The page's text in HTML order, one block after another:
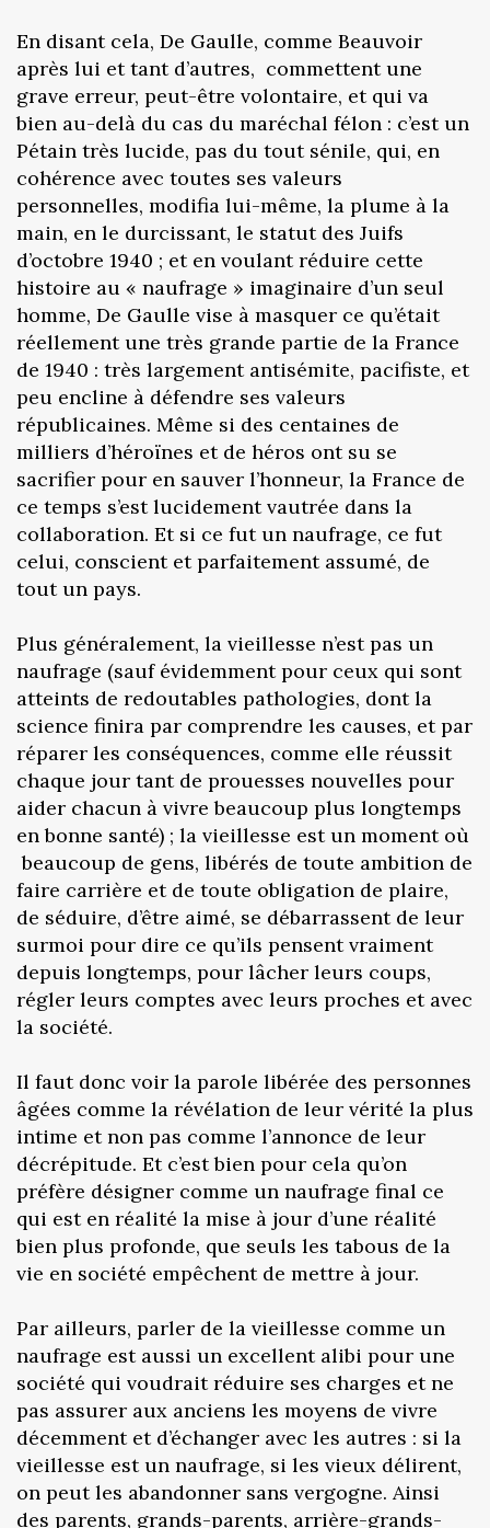
En disant cela, De Gaulle, comme Beauvoir
après lui et tant d’autres, commettent une
grave erreur, peut-être volontaire, et qui va
bien au-delà du cas du maréchal félon : c’est un
Pétain très lucide, pas du tout sénile, qui, en
cohérence avec toutes ses valeurs
personnelles, modifia lui-même, la plume à la
main, en le durcissant, le statut des Juifs
d’octobre 1940 ; et en voulant réduire cette
histoire au « naufrage » imaginaire d’un seul
homme, De Gaulle vise à masquer ce qu’était
réellement une très grande partie de la France
de 1940 : très largement antisémite, pacifiste, et
peu encline à défendre ses valeurs
républicaines. Même si des centaines de
milliers d’héroïnes et de héros ont su se
sacrifier pour en sauver l’honneur, la France de
ce temps s’est lucidement vautrée dans la
collaboration. Et si ce fut un naufrage, ce fut
celui, conscient et parfaitement assumé, de
tout un pays.
Plus généralement, la vieillesse n’est pas un
naufrage (sauf évidemment pour ceux qui sont
atteints de redoutables pathologies, dont la
science finira par comprendre les causes, et par
réparer les conséquences, comme elle réussit
chaque jour tant de prouesses nouvelles pour
aider chacun à vivre beaucoup plus longtemps
en bonne santé) ; la vieillesse est un moment où
beaucoup de gens, libérés de toute ambition de
faire carrière et de toute obligation de plaire,
de séduire, d’être aimé, se débarrassent de leur
surmoi pour dire ce qu’ils pensent vraiment
depuis longtemps, pour lâcher leurs coups,
régler leurs comptes avec leurs proches et avec
la société.
Il faut donc voir la parole libérée des personnes
âgées comme la révélation de leur vérité la plus
intime et non pas comme l’annonce de leur
décrépitude. Et c’est bien pour cela qu’on
préfère désigner comme un naufrage final ce
qui est en réalité la mise à jour d’une réalité
bien plus profonde, que seuls les tabous de la
vie en société empêchent de mettre à jour.
Par ailleurs, parler de la vieillesse comme un
naufrage est aussi un excellent alibi pour une
société qui voudrait réduire ses charges et ne
pas assurer aux anciens les moyens de vivre
décemment et d’échanger avec les autres : si la
vieillesse est un naufrage, si les vieux délirent,
on peut les abandonner sans vergogne. Ainsi
des parents, grands-parents, arrière-grands-